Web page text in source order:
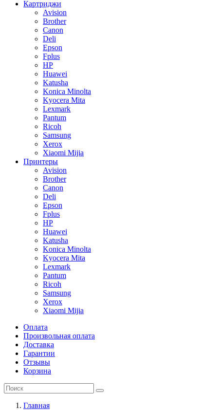
Картриджи
Avision
Brother
Canon
Deli
Epson
Fplus
HP
Huawei
Katusha
Konica Minolta
Kyocera Mita
Lexmark
Pantum
Ricoh
Samsung
Xerox
Xiaomi Mijia
Принтеры
Avision
Brother
Canon
Deli
Epson
Fplus
HP
Huawei
Katusha
Konica Minolta
Kyocera Mita
Lexmark
Pantum
Ricoh
Samsung
Xerox
Xiaomi Mijia
Оплата
Произвольная оплата
Доставка
Гарантии
Отзывы
Корзина
Главная